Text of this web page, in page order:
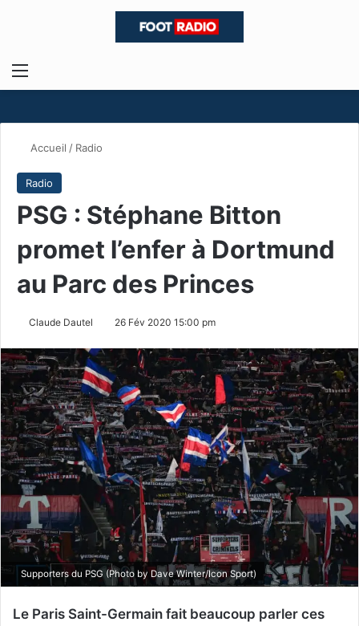
Menu
Accueil / Radio
Radio
PSG : Stéphane Bitton
promet l’enfer à Dortmund
au Parc des Princes
Claude Dautel 26 Fév 2020 15:00 pm
Supporters du PSG (Photo by Dave Winter/Icon Sport)
Le Paris Saint-Germain fait beaucoup parler ces